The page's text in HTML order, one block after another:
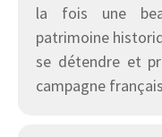
la fois une
patrimoine
se détendre et
campagne